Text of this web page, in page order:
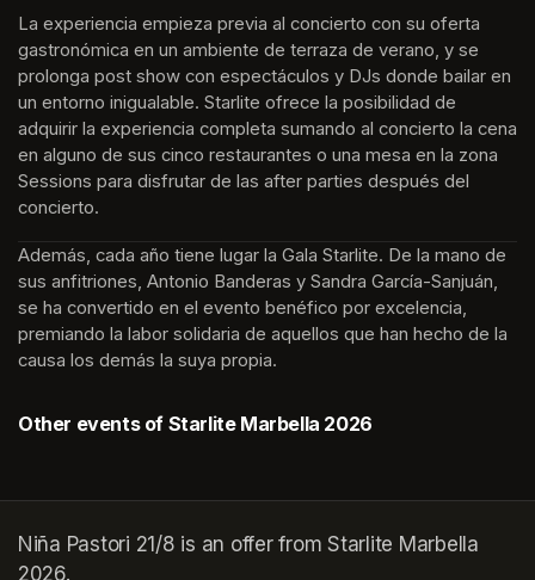
La experiencia empieza previa al concierto con su oferta
gastronómica en un ambiente de terraza de verano, y se
prolonga post show con espectáculos y DJs donde bailar en
un entorno inigualable. Starlite ofrece la posibilidad de
adquirir la experiencia completa sumando al concierto la cena
en alguno de sus cinco restaurantes o una mesa en la zona
Sessions para disfrutar de las after parties después del
concierto.
Además, cada año tiene lugar la Gala Starlite. De la mano de
sus anfitriones, Antonio Banderas y Sandra García-Sanjuán,
se ha convertido en el evento benéfico por excelencia,
premiando la labor solidaria de aquellos que han hecho de la
causa los demás la suya propia.
Other events of Starlite Marbella 2026
Niña Pastori 21/8 is an offer from Starlite Marbella
2026.